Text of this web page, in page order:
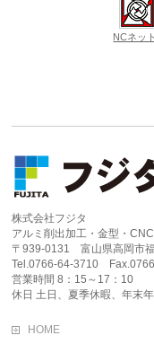
NCネッ
株式会社フジタ
アルミ削出加工・金型・
〒939-0131 富山県高岡市
Tel.0766-64-3710
営業時間 8：15～17：10
休日 土日、夏季休暇、年末
HOME